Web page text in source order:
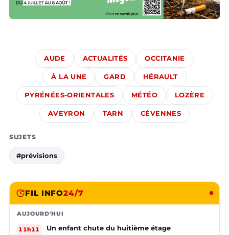
AUDE ACTUALITÉS OCCITANIE
À LA UNE GARD HÉRAULT
PYRÉNÉES-ORIENTALES MÉTÉO LOZÈRE
AVEYRON TARN CÉVENNES
SUJETS
#prévisions
FIL INFO24/7
AUJOURD'HUI
11h11 Un enfant chute du huitième étage